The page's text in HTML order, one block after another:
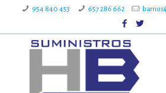
954 840 453 657 286 662